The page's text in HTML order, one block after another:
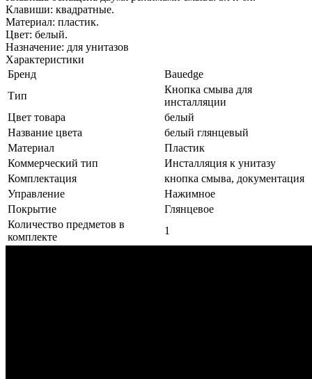
Клавиши: квадратные.
Материал: пластик.
Цвет: белый.
Назначение: для унитазов
Характеристики
Бренд
Bauedge
Тип
Кнопка смыва для
инсталляции
Цвет товара
белый
Название цвета
белый глянцевый
Материал
Пластик
Коммерческий тип
Инсталляция к унитазу
Комплектация
кнопка смыва, документация
Управление
Нажимное
Покрытие
Глянцевое
Количество предметов в
комплекте
1